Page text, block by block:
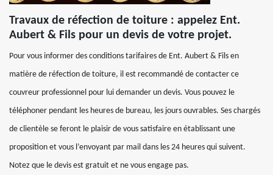
Travaux de réfection de toiture : appelez Ent.
Aubert & Fils pour un devis de votre projet.
Pour vous informer des conditions tarifaires de Ent. Aubert & Fils en
matière de réfection de toiture, il est recommandé de contacter ce
couvreur professionnel pour lui demander un devis. Vous pouvez le
téléphoner pendant les heures de bureau, les jours ouvrables. Ses chargés
de clientèle se feront le plaisir de vous satisfaire en établissant une
proposition et vous l’envoyant par mail dans les 24 heures qui suivent.
Notez que le devis est gratuit et ne vous engage pas.